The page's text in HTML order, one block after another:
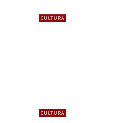
CULTURĂ
CULTURĂ